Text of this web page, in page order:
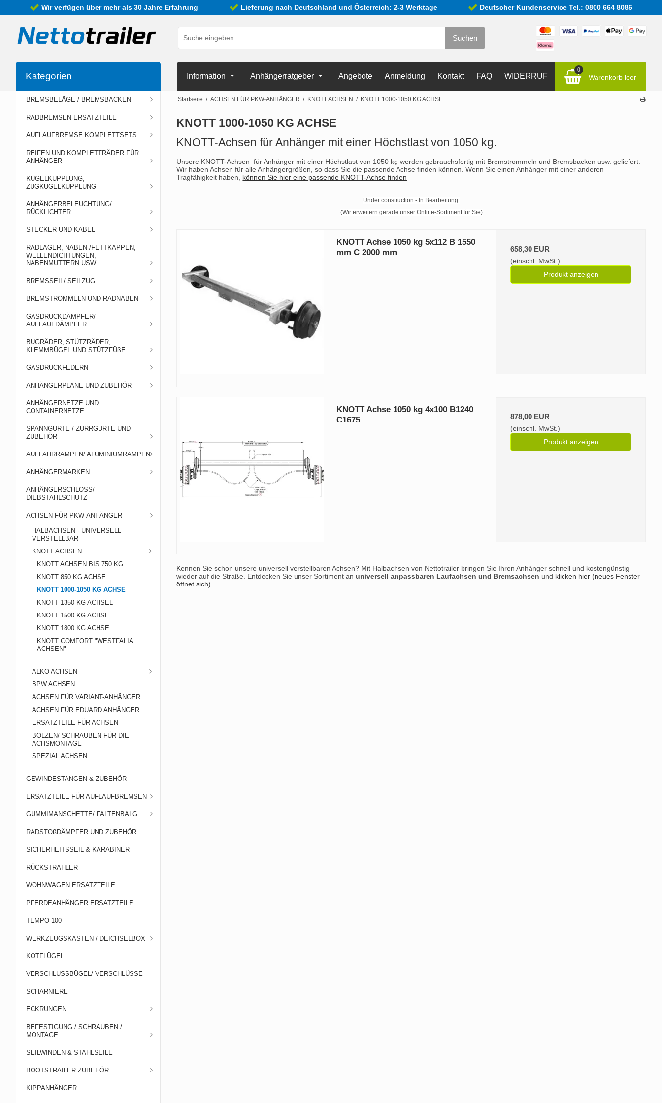
Wir verfügen über mehr als 30 Jahre Erfahrung Lieferung nach Deutschland und Österreich: 2-3 Werktage Deutscher Kundenservice Tel.: 0800 664 8086
Suchen
0
Warenkorb leer
Information Anhängerratgeber Angebote Anmeldung Kontakt FAQ WIDERRUF
Kategorien
BREMSBELÄGE / BREMSBACKEN
RADBREMSEN-ERSATZTEILE
AUFLAUFBREMSE KOMPLETTSETS
REIFEN UND KOMPLETTRÄDER FÜR
ANHÄNGER
KUGELKUPPLUNG,
ZUGKUGELKUPPLUNG
ANHÄNGERBELEUCHTUNG/
RÜCKLICHTER
STECKER UND KABEL
RADLAGER, NABEN-/FETTKAPPEN,
WELLENDICHTUNGEN,
NABENMUTTERN USW.
BREMSSEIL/ SEILZUG
BREMSTROMMELN UND RADNABEN
GASDRUCKDÄMPFER/
AUFLAUFDÄMPFER
BUGRÄDER, STÜTZRÄDER,
KLEMMBÜGEL UND STÜTZFÜßE
GASDRUCKFEDERN
ANHÄNGERPLANE UND ZUBEHÖR
ANHÄNGERNETZE UND
CONTAINERNETZE
SPANNGURTE / ZURRGURTE UND
ZUBEHÖR
AUFFAHRRAMPEN/ ALUMINIUMRAMPEN
ANHÄNGERMARKEN
ANHÄNGERSCHLOSS/
DIEBSTAHLSCHUTZ
ACHSEN FÜR PKW-ANHÄNGER
HALBACHSEN - UNIVERSELL
VERSTELLBAR
KNOTT ACHSEN
KNOTT ACHSEN BIS 750 KG
KNOTT 850 KG ACHSE
KNOTT 1000-1050 KG ACHSE
KNOTT 1350 KG ACHSEL
KNOTT 1500 KG ACHSE
KNOTT 1800 KG ACHSE
KNOTT COMFORT "WESTFALIA
ACHSEN"
ALKO ACHSEN
BPW ACHSEN
ACHSEN FÜR VARIANT-ANHÄNGER
ACHSEN FÜR EDUARD ANHÄNGER
ERSATZTEILE FÜR ACHSEN
BOLZEN/ SCHRAUBEN FÜR DIE
ACHSMONTAGE
SPEZIAL ACHSEN
GEWINDESTANGEN & ZUBEHÖR
ERSATZTEILE FÜR AUFLAUFBREMSEN
GUMMIMANSCHETTE/ FALTENBALG
RADSTOßDÄMPFER UND ZUBEHÖR
SICHERHEITSSEIL & KARABINER
RÜCKSTRAHLER
WOHNWAGEN ERSATZTEILE
PFERDEANHÄNGER ERSATZTEILE
TEMPO 100
WERKZEUGSKASTEN / DEICHSELBOX
KOTFLÜGEL
VERSCHLUSSBÜGEL/ VERSCHLÜSSE
SCHARNIERE
ECKRUNGEN
BEFESTIGUNG / SCHRAUBEN /
MONTAGE
SEILWINDEN & STAHLSEILE
BOOTSTRAILER ZUBEHÖR
KIPPANHÄNGER
Startseite / ACHSEN FÜR PKW-ANHÄNGER / KNOTT ACHSEN / KNOTT 1000-1050 KG ACHSE
KNOTT 1000-1050 KG ACHSE
KNOTT-Achsen für Anhänger mit einer Höchstlast von 1050 kg.
Unsere KNOTT-Achsen für Anhänger mit einer Höchstlast von 1050 kg werden gebrauchsfertig mit Bremstrommeln und Bremsbacken usw. geliefert.
Wir haben Achsen für alle Anhängergrößen, so dass Sie die passende Achse finden können. Wenn Sie einen Anhänger mit einer anderen
Tragfähigkeit haben, können Sie hier eine passende KNOTT-Achse finden
Under construction - In Bearbeitung
(Wir erweitern gerade unser Online-Sortiment für Sie)
KNOTT Achse 1050 kg 5x112 B 1550
mm C 2000 mm
658,30 EUR
(einschl. MwSt.)
Produkt anzeigen
KNOTT Achse 1050 kg 4x100 B1240
C1675
878,00 EUR
(einschl. MwSt.)
Produkt anzeigen
Kennen Sie schon unsere universell verstellbaren Achsen? Mit Halbachsen von Nettotrailer bringen Sie Ihren Anhänger schnell und kostengünstig
wieder auf die Straße. Entdecken Sie unser Sortiment an universell anpassbaren Laufachsen und Bremsachsen und klicken hier (neues Fenster
öffnet sich).